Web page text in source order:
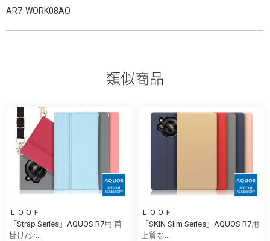
AR7-WORK08AO
類似商品
ＬＯＯＦ
「Strap Series」AQUOS R7用 首
掛け/シ...
ＬＯＯＦ
「SKIN Slim Series」AQUOS R7用
上質な...